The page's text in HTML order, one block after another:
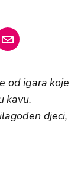
od igara koje
kavu.
djeci,